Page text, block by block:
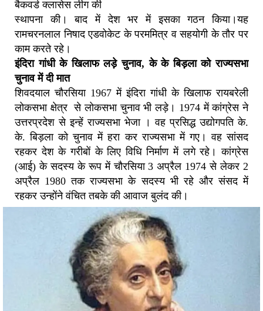
बैकवर्ड क्लासेस लीग की
स्थापना की। बाद में देश भर में इसका गठन किया।यह
रामचरनलाल निषाद एडवोकेट के परममित्र व सहयोगी के तौर पर
काम करते रहे।
इंदिरा गांधी के खिलाफ लड़े चुनाव, के के बिड़ला को राज्यसभा
चुनाव में दी मात
शिवदयाल चौरसिया 1967 में इंदिरा गांधी के खिलाफ रायबरेली
लोकसभा क्षेत्र से लोकसभा चुनाव भी लड़े। 1974 में कांग्रेस ने
उत्तरप्रदेश से इन्हें राज्यसभा भेजा । वह प्रसिद्ध उद्योगपति के.
के. बिड़ला को चुनाव में हरा कर राज्यसभा में गए। वह सांसद
रहकर देश के गरीबों के लिए विधि निर्माण में लगे रहे। कांग्रेस
(आई) के सदस्य के रूप में चौरसिया 3 अप्रैल 1974 से लेकर 2
अप्रैल 1980 तक राज्यसभा के सदस्य भी रहे और संसद में
रहकर उन्होंने वंचित तबके की आवाज बुलंद की।